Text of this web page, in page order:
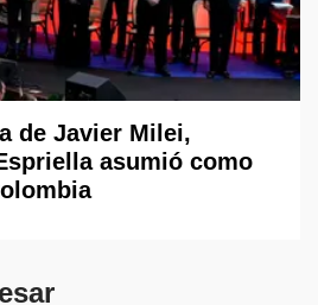
de Javier Milei,
asumió como